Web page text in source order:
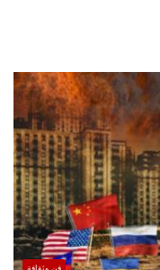
فن وثقافة